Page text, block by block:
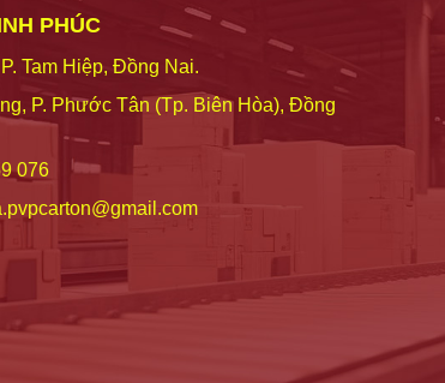
PHÚC
Tam Hiệp, Đồng Nai.
P. Phước Tân (Tp. Biên Hòa), Đồng
076